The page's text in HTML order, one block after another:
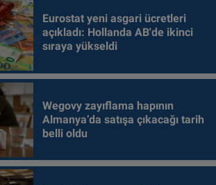
Eurostat yeni asgari ücretleri
açıkladı: Hollanda AB'de ikinci
sıraya yükseldi
Wegovy zayıflama hapının
Almanya’da satışa çıkacağı tarih
belli oldu